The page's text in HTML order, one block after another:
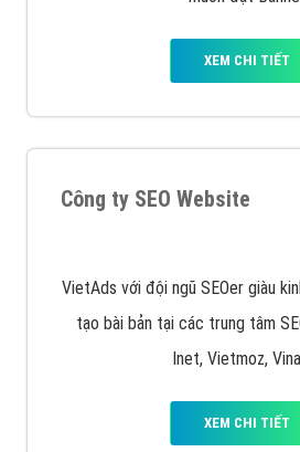
XEM CHI TIẾT
Công ty SEO Website
VietAds với đội ngũ SEOer giàu
tạo bài bản tại các trung tâm
Inet, Vietmoz,
XEM CHI TIẾT